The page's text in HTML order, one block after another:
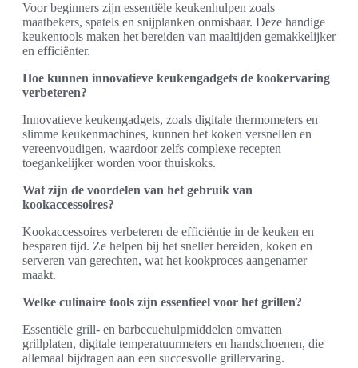
Voor beginners zijn essentiële keukenhulpen zoals
maatbekers, spatels en snijplanken onmisbaar. Deze handige
keukentools maken het bereiden van maaltijden gemakkelijker
en efficiënter.
Hoe kunnen innovatieve keukengadgets de kookervaring
verbeteren?
Innovatieve keukengadgets, zoals digitale thermometers en
slimme keukenmachines, kunnen het koken versnellen en
vereenvoudigen, waardoor zelfs complexe recepten
toegankelijker worden voor thuiskoks.
Wat zijn de voordelen van het gebruik van
kookaccessoires?
Kookaccessoires verbeteren de efficiëntie in de keuken en
besparen tijd. Ze helpen bij het sneller bereiden, koken en
serveren van gerechten, wat het kookproces aangenamer
maakt.
Welke culinaire tools zijn essentieel voor het grillen?
Essentiële grill- en barbecuehulpmiddelen omvatten
grillplaten, digitale temperatuurmeters en handschoenen, die
allemaal bijdragen aan een succesvolle grillervaring.